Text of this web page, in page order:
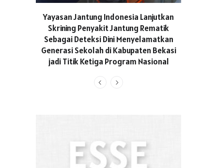
Yayasan Jantung Indonesia Lanjutkan
Skrining Penyakit Jantung Rematik
Sebagai Deteksi Dini Menyelamatkan
Generasi Sekolah di Kabupaten Bekasi
jadi Titik Ketiga Program Nasional